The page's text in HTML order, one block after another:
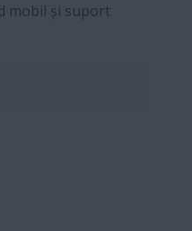
mobil și suport